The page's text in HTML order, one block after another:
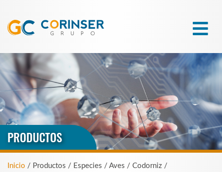
PRODUCTOS
Inicio / Productos / Especies / Aves / Codorniz /